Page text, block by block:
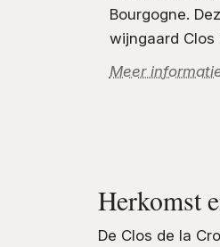
Bourgogne.
wijngaard Clos
Meer
Herkomst
De Clos de la